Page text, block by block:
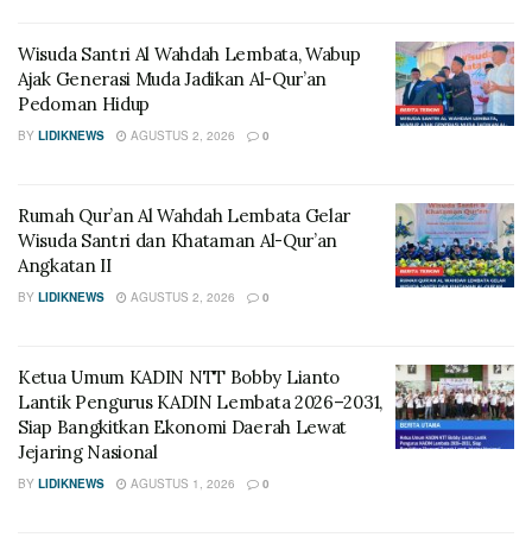
Wisuda Santri Al Wahdah Lembata, Wabup
Ajak Generasi Muda Jadikan Al-Qur’an
Pedoman Hidup
BY LIDIKNEWS AGUSTUS 2, 2026 0
Rumah Qur’an Al Wahdah Lembata Gelar
Wisuda Santri dan Khataman Al-Qur’an
Angkatan II
BY LIDIKNEWS AGUSTUS 2, 2026 0
Ketua Umum KADIN NTT Bobby Lianto
Lantik Pengurus KADIN Lembata 2026–2031,
Siap Bangkitkan Ekonomi Daerah Lewat
Jejaring Nasional
BY LIDIKNEWS AGUSTUS 1, 2026 0